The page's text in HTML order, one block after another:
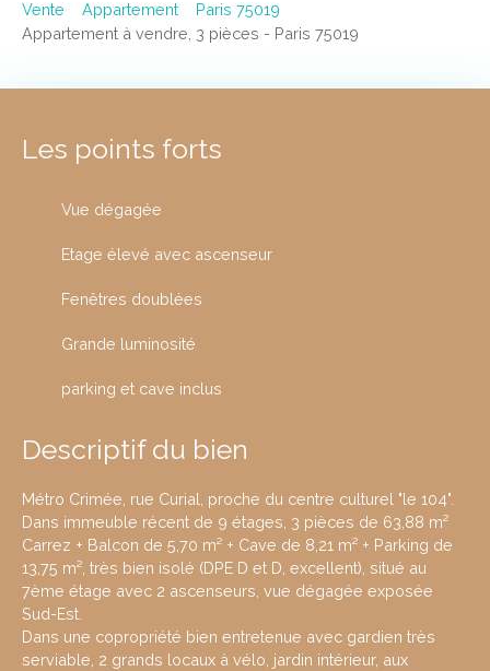
Vente Appartement
Paris 75019
Appartement à vendre, 3 pièces - Paris 75019
Les points forts
Vue dégagée
Etage élevé avec ascenseur
Fenêtres doublées
Grande luminosité
parking et cave inclus
Descriptif du bien
Métro Crimée, rue Curial, proche du centre culturel "le 104".
Dans immeuble récent de 9 étages, 3 pièces de 63,88 m²
Carrez + Balcon de 5,70 m² + Cave de 8,21 m² + Parking de
13,75 m², très bien isolé (DPE D et D, excellent), situé au
7ème étage avec 2 ascenseurs, vue dégagée exposée
Sud-Est.
Dans une copropriété bien entretenue avec gardien très
serviable, 2 grands locaux à vélo, jardin intérieur, aux